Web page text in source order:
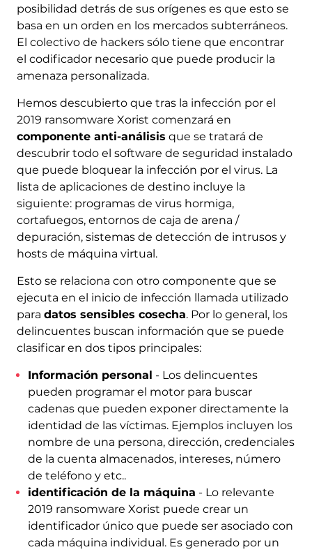
posibilidad detrás de sus orígenes es que esto se
basa en un orden en los mercados subterráneos.
El colectivo de hackers sólo tiene que encontrar
el codificador necesario que puede producir la
amenaza personalizada.
Hemos descubierto que tras la infección por el
2019 ransomware Xorist comenzará en
componente anti-análisis que se tratará de
descubrir todo el software de seguridad instalado
que puede bloquear la infección por el virus. La
lista de aplicaciones de destino incluye la
siguiente: programas de virus hormiga,
cortafuegos, entornos de caja de arena /
depuración, sistemas de detección de intrusos y
hosts de máquina virtual.
Esto se relaciona con otro componente que se
ejecuta en el inicio de infección llamada utilizado
para datos sensibles cosecha. Por lo general, los
delincuentes buscan información que se puede
clasificar en dos tipos principales:
Información personal - Los delincuentes
pueden programar el motor para buscar
cadenas que pueden exponer directamente la
identidad de las víctimas. Ejemplos incluyen los
nombre de una persona, dirección, credenciales
de la cuenta almacenados, intereses, número
de teléfono y etc..
identificación de la máquina - Lo relevante
2019 ransomware Xorist puede crear un
identificador único que puede ser asociado con
cada máquina individual. Es generado por un